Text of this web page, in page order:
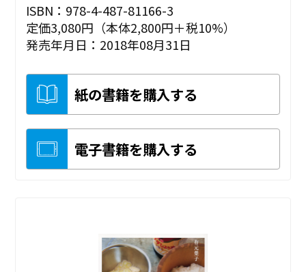
ISBN：978-4-487-81166-3
定価3,080円（本体2,800円＋税10%）
発売年月日：2018年08月31日
紙の書籍を購入する
電子書籍を購入する